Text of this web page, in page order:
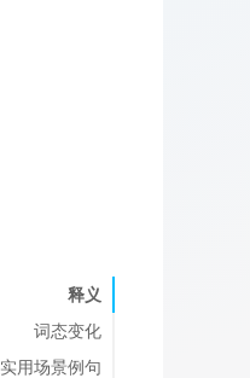
释义
词态变化
实用场景例句